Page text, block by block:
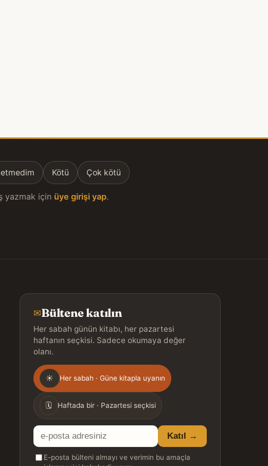
Kötü Çok kötü
yazmak için üye girişi yap.
✉Bültene katılın
Her sabah günün kitabı, her pazartesi
haftanın seçkisi. Sadece okumaya değer
olanı.
Gönderim
sıklığı
☀ Her sabah · Güne kitapla uyanın
🗓 Haftada bir · Pazartesi seçkisi
E-
posta
Katıl →
E-posta bülteni almayı ve verimin bu amaçla